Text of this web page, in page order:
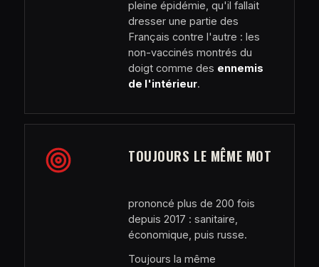
pleine épidémie, qu'il fallait
dresser une partie des
Français contre l'autre : les
non-vaccinés montrés du
doigt comme des ennemis
de l'intérieur.
TOUJOURS LE MÊME MOT
prononcé plus de 200 fois
depuis 2017 : sanitaire,
économique, puis russe.
Toujours la même